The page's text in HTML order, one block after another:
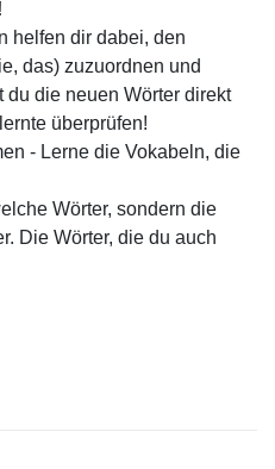
helfen dir dabei, den
das) zuzuordnen und
du die neuen Wörter direkt
überprüfen!
- Lerne die Vokabeln, die
Wörter, sondern die
Die Wörter, die du auch